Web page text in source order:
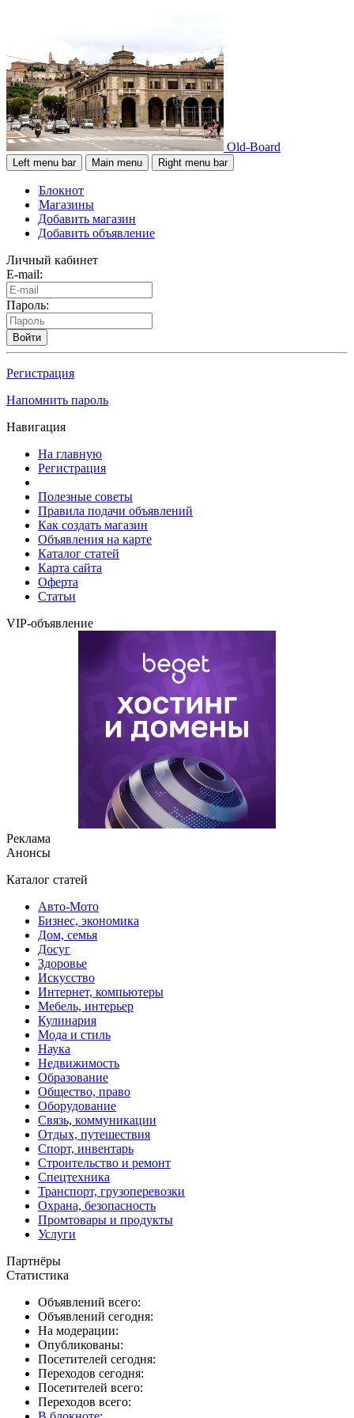
Old-Board
Left menu bar Main menu Right menu bar
Блокнот
Магазины
Добавить магазин
Добавить объявление
Личный кабинет
E-mail:
Пароль:
Войти
Регистрация
Напомнить пароль
Навигация
На главную
Регистрация
Полезные советы
Правила подачи объявлений
Как создать магазин
Объявления на карте
Каталог статей
Карта сайта
Оферта
Статьи
VIP-объявление
Реклама
Анонсы
Каталог статей
Авто-Мото
Бизнес, экономика
Дом, семья
Досуг
Здоровье
Искусство
Интернет, компьютеры
Мебель, интерьер
Кулинария
Мода и стиль
Наука
Недвижимость
Образование
Общество, право
Оборудование
Связь, коммуникации
Отдых, путешествия
Спорт, инвентарь
Строительство и ремонт
Спецтехника
Транспорт, грузоперевозки
Охрана, безопасность
Промтовары и продукты
Услуги
Партнёры
Статистика
Объявлений всего:
Объявлений сегодня:
На модерации:
Опубликованы:
Посетителей сегодня:
Переходов сегодня:
Посетителей всего:
Переходов всего: